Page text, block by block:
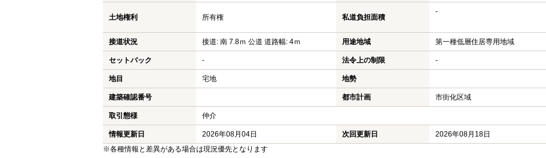
土地権利 所有権 私道負担面積
-
接道状況 接道: 南 7.8ｍ 公道 道路幅: 4ｍ 用途地域 第一種低層住居専用地域
セットバック - 法令上の制限 -
地目 宅地 地勢
建築確認番号 都市計画 市街化区域
取引態様 仲介
情報更新日 2026年08月04日 次回更新日
2026年08月18日
※各種情報と差異がある場合は現況優先となります